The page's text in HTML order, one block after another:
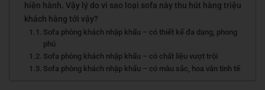
hiện hành. Vậy lý do vì sao loại sofa này thu hút hàng triệu
khách hàng tới vậy?
Sofa phòng khách nhập khẩu – có thiết kế đa dạng, phong
phú
Sofa phòng khách nhập khẩu – có chất liệu vượt trội
Sofa phòng khách nhập khẩu – có màu sắc, hoa văn tinh tế